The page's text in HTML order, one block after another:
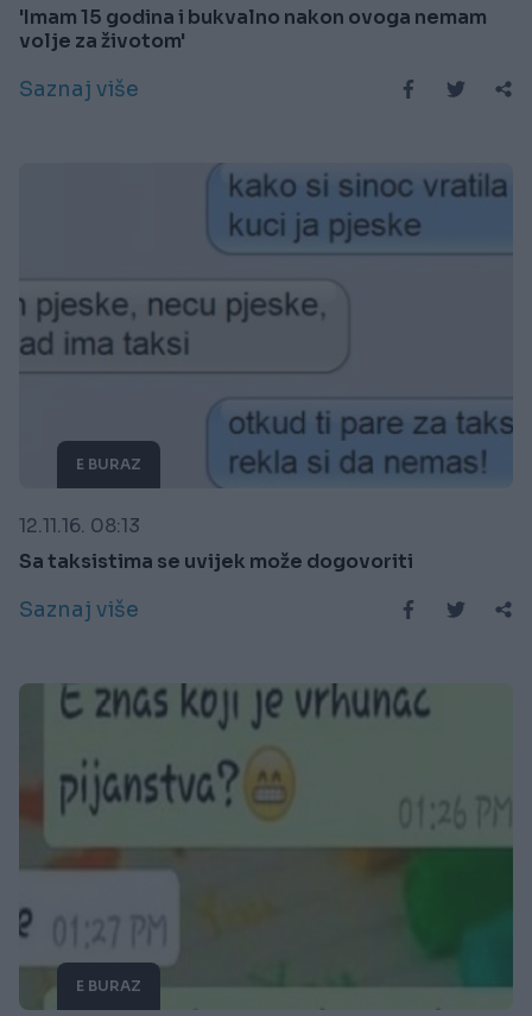
'Imam 15 godina i bukvalno nakon ovoga nemam
volje za životom'
Saznaj više
E BURAZ
12.11.16. 08:13
Sa taksistima se uvijek može dogovoriti
Saznaj više
E BURAZ